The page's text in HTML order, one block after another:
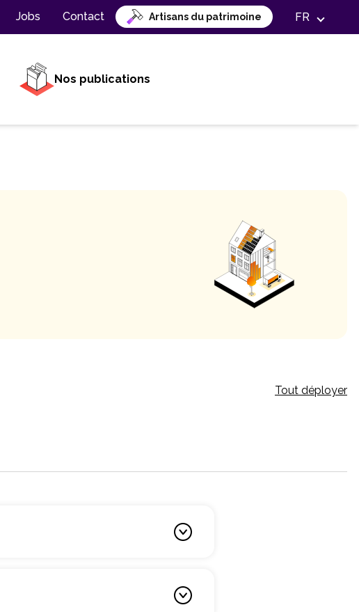
Jobs Contact Artisans du patrimoine FR
Nos publications
Tout déployer